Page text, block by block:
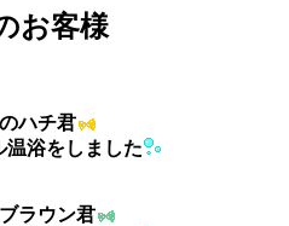
お客様
ハチ君
温浴をしました
ラウン君